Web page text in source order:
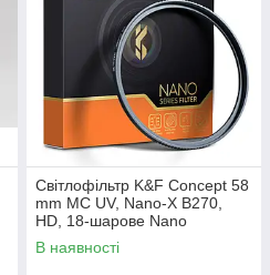
Світлофільтр K&F Concept 58
mm MC UV, Nano-X B270,
HD, 18-шарове Nano
покриття
В наявності